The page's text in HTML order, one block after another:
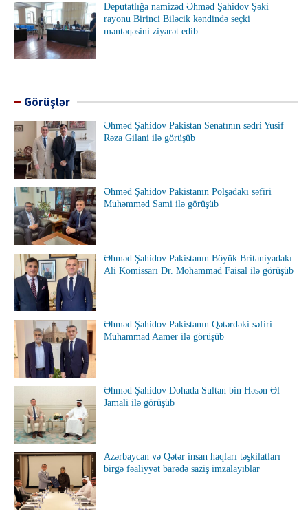
Deputatlığa namizəd Əhməd Şahidov Şəki
rayonu Birinci Biləcik kəndində seçki
məntəqəsini ziyarət edib
Görüşlər
Əhməd Şahidov Pakistan Senatının sədri Yusif
Rəza Gilani ilə görüşüb
Əhməd Şahidov Pakistanın Polşadakı səfiri
Muhəmməd Sami ilə görüşüb
Əhməd Şahidov Pakistanın Böyük Britaniyadakı
Ali Komissarı Dr. Mohammad Faisal ilə görüşüb
Əhməd Şahidov Pakistanın Qətərdəki səfiri
Muhammad Aamer ilə görüşüb
Əhməd Şahidov Dohada Sultan bin Həsən Əl
Jamali ilə görüşüb
Azərbaycan və Qətər insan haqları təşkilatları
birgə fəaliyyət barədə saziş imzalayıblar